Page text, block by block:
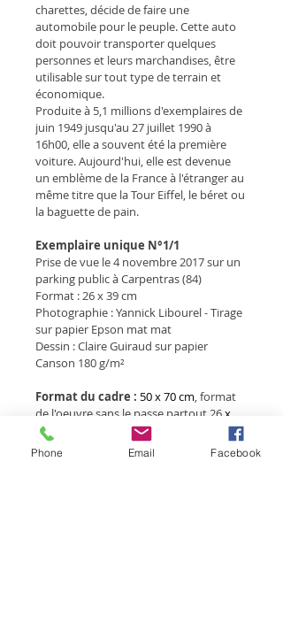
charettes, décide de faire une
automobile pour le peuple. Cette auto
doit pouvoir transporter quelques
personnes et leurs marchandises, être
utilisable sur tout type de terrain et
économique.
Produite à 5,1 millions d'exemplaires de
juin 1949 jusqu'au 27 juillet 1990 à
16h00, elle a souvent été la première
voiture. Aujourd'hui, elle est devenue
un emblème de la France à l'étranger au
même titre que la Tour Eiffel, le béret ou
la baguette de pain.
Exemplaire unique N°1/1
Prise de vue le 4 novembre 2017 sur un
parking public à Carpentras (84)
Format : 26 x 39 cm
Photographie : Yannick Libourel - Tirage
sur papier Epson mat mat
Dessin : Claire Guiraud sur papier
Canson 180 g/m²
Format du cadre : 50 x 70 cm, format
de l'oeuvre sans le passe partout 26 x
39 cm
Cadre :
Phone Email Facebook